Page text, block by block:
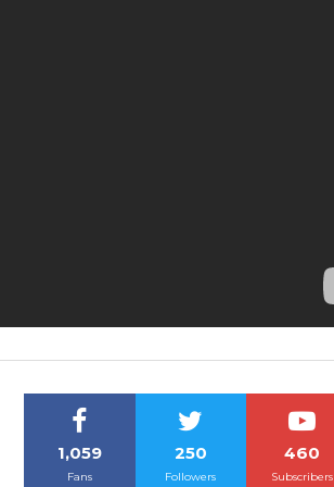
1,059
Fans
250
Followers
460
Subscribers